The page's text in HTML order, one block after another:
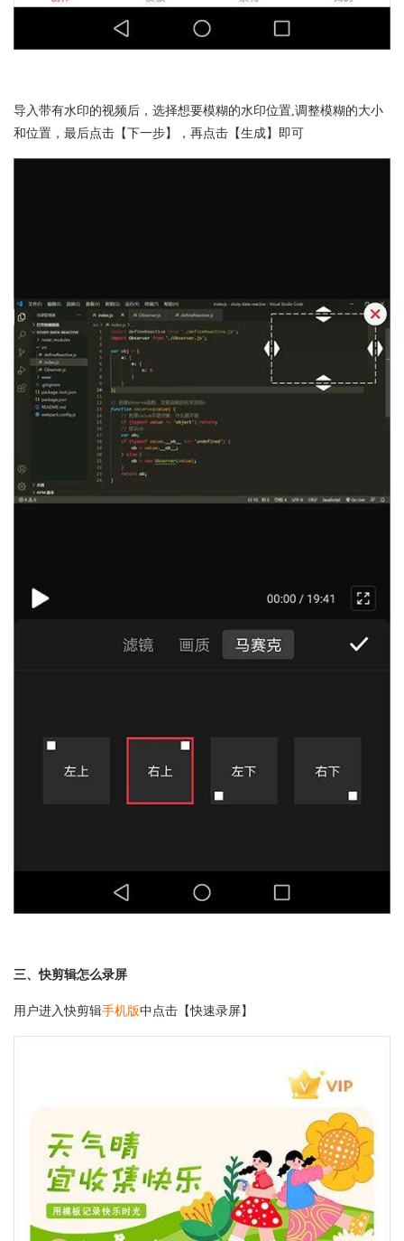
导入带有水印的视频后，选择想要模糊的水印位置,调整模糊的大小
和位置，最后点击【下一步】，再点击【生成】即可
三、快剪辑怎么录屏
用户进入快剪辑手机版中点击【快速录屏】